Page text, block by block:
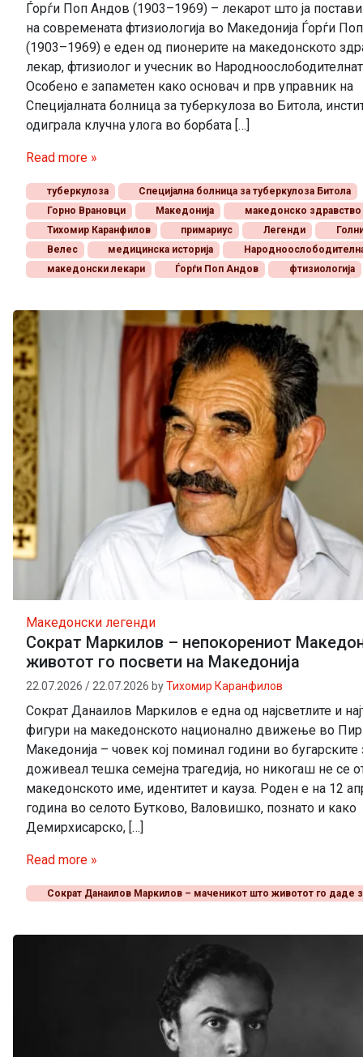
Ѓорѓи Поп Андов (1903–1969) – лекарот што ја
на современата фтизиологија во Македонија Ѓорѓи
(1903–1969) е еден од пионерите на македонското
лекар, фтизиолог и учесник во
Особено е запаметен како основач и прв управник на
Специјалната болница за туберкулоза во Битола,
одиграла клучна улога во борбата […]
Read more »
туберкулоза
Специјална болница за туберкулоза Битола
Горно Врановци
Македонија
македонско здравство
Тихомир Каранфилов
примариус Легенди
Велес
медицинска историја
македонски лекари
Ѓорѓи Поп Андов фтизиологија
Македонски легенди
Сократ Маркилов – непокорениот
животот го посвети на Македонија
22.07.2026 / 22.07.2026 byТихомир Каранфилов
Сократ Данаилов Маркилов е една од најсветлите и
фигури на македонското национално движење во
Македонија – човек кој поминал години во бугарските
доживеал тешка семејна трагедија, но никогаш не се
македонското име, идентитет и кауза. Роден е на 12
година во селото Бутково, Валовишко, познато и како
Демирхисарско, […]
Read more »
Сократ Данаилов Маркилов – маченикот што животот го даде